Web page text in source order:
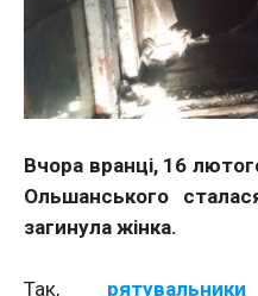
Вчора вранці, 16
Ольшанського
загинула жінка.
Так, рятувальники